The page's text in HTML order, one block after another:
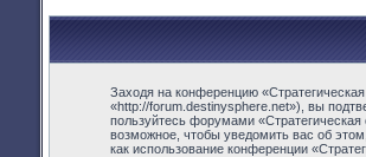
Заходя на конференцию
«http://forum.destinysphere.net»), вы
пользуйтесь форумами
возможное, чтобы уведомить вас об
как использование конференции